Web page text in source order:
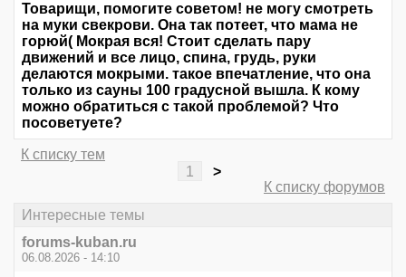
Товарищи, помогите советом! не могу смотреть
на муки свекрови. Она так потеет, что мама не
горюй( Мокрая вся! Стоит сделать пару
движений и все лицо, спина, грудь, руки
делаются мокрыми. такое впечатление, что она
только из сауны 100 градусной вышла. К кому
можно обратиться с такой проблемой? Что
посоветуете?
К списку тем
1
>
К списку форумов
Интересные темы
forums-kuban.ru
06.08.2026 - 14:10